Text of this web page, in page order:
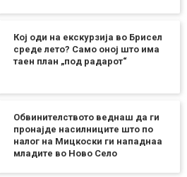
Кој оди на екскурзија во Брисел
среде лето? Само оној што има
таен план „под радарот“
Обвинителството веднаш да ги
пронајде насилниците што по
налог на Мицкоски ги нападнаа
младите во Ново Село